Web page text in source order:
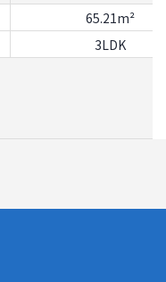
65.21m²
3LDK